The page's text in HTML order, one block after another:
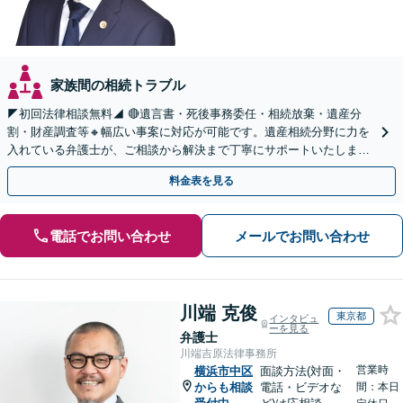
家族間の相続トラブル
◤初回法律相談無料◢ 🔴遺言書・死後事務委任・相続放棄・遺産分
割・財産調査等🔸幅広い事案に対応が可能です。遺産相続分野に力を
入れている弁護士が、ご相談から解決まで丁寧にサポートいたしま
す。まずはじっくりとお話ししてください。
料金表を見る
電話でお問い合わせ メールでお問い合わせ
川端 克俊
弁護士
インタビュ
ーを見る
東京都
川端吉原法律事務所
横浜市中区
からも相談
面談方法(対面・
電話・ビデオな
営業時
間：本日